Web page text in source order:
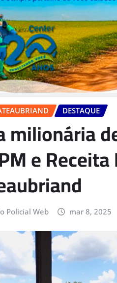
DESTAQUE
milionária
e
Policial Web mar 8, 2025